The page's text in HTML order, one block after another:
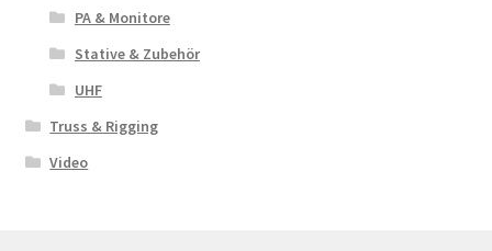
PA & Monitore
Stative & Zubehör
UHF
Truss & Rigging
Video